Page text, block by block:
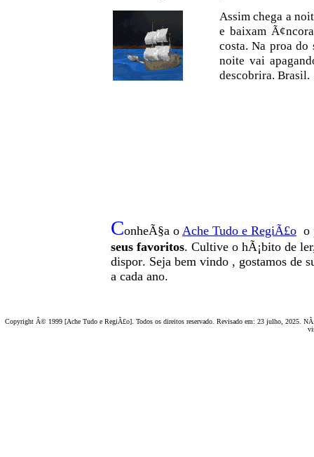
Assim chega a
e baixam
costa. Na proa
noite vai
descobrira. Brasil.
ConheÃ§a o Ache Tudo e RegiÃ£o o
seus favoritos. Cultive o hÃ¡bito de
dispor. Seja bem vindo , gostamos de
a cada ano.
Copyright Â© 1999 [Ache Tudo e RegiÃ£o]. Todos os direitos reservado. Revisado em: 23 julho, 2025 .